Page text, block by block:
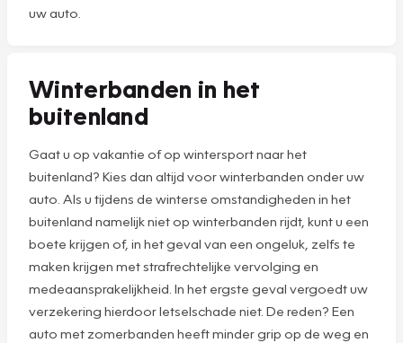
uw auto.
Winterbanden in het
buitenland
Gaat u op vakantie of op wintersport naar het
buitenland? Kies dan altijd voor winterbanden onder uw
auto. Als u tijdens de winterse omstandigheden in het
buitenland namelijk niet op winterbanden rijdt, kunt u een
boete krijgen of, in het geval van een ongeluk, zelfs te
maken krijgen met strafrechtelijke vervolging en
medeaansprakelijkheid. In het ergste geval vergoedt uw
verzekering hierdoor letselschade niet. De reden? Een
auto met zomerbanden heeft minder grip op de weg en